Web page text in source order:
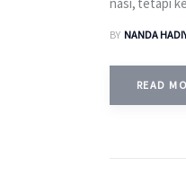
BY NANDA
READ